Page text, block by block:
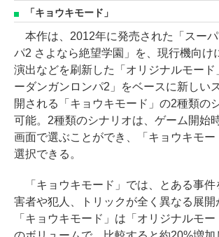
「キョウキモード」
本作は、2012年に発売された「スー
パ2 さよなら絶望学園」を、現行機向け
演出などを刷新した「オリジナルモード
ーダンガンロンパ2」をベースに新しい
開される「キョウキモード」の2種類の
可能。2種類のシナリオは、ゲーム開始
画面で選ぶことができ、「キョウキモー
選択できる。
「キョウキモード」では、とある事件
害者や犯人、トリックが全く異なる展開
「キョウキモード」は「オリジナルモ